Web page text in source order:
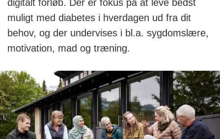
digitalt forløb. Der er fokus på at leve bedst
muligt med diabetes i hverdagen ud fra dit
behov, og der undervises i bl.a. sygdomslære,
motivation, mad og træning.